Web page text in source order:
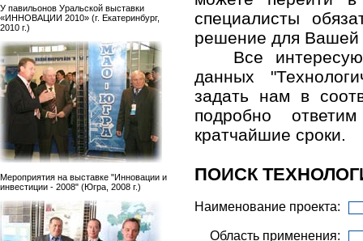
специалисты
решение для Вашей
Все
данных
задать нам в
подробно
кратчайшие сроки.
ПОИСК
Наименование проекта:
Область применения:
У павильонов Уральской выставки
«ИННОВАЦИИ 2010» (г. Екатеринбург,
2010 г.)
Мероприятия на выставке "Инновации и
инвестиции - 2008" (Югра, 2008 г.)